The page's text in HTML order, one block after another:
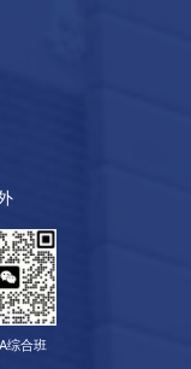
综合班